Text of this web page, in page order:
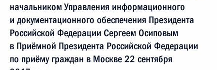
начальником Управления информационного
и документационного обеспечения Президента
Российской Федерации Сергеем Осиповым
в Приёмной Президента Российской Федерации
по приёму граждан в Москве 22 сентября